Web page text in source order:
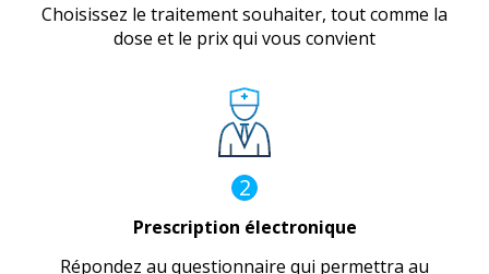
Choisissez le traitement souhaiter, tout comme la
dose et le prix qui vous convient
2
Prescription électronique
Répondez au questionnaire qui permettra au